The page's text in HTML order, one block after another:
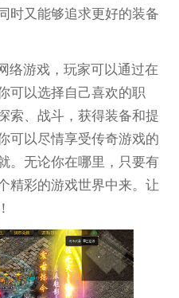
时又能够追求更好的装备
络游戏，玩家可以通过在
可以选择自己喜欢的职
索、战斗，获得装备和提
可以尽情享受传奇游戏的
。无论你在哪里，只要有
精彩的游戏世界中来。让